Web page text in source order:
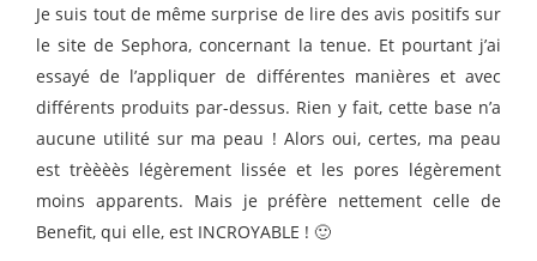
Je suis tout de même surprise de lire des avis positifs sur
le site de Sephora, concernant la tenue. Et pourtant j’ai
essayé de l’appliquer de différentes manières et avec
différents produits par-dessus. Rien y fait, cette base n’a
aucune utilité sur ma peau ! Alors oui, certes, ma peau
est trèèèès légèrement lissée et les pores légèrement
moins apparents. Mais je préfère nettement celle de
Benefit, qui elle, est INCROYABLE ! 🙂